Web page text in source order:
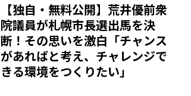
【独自・無料公開】荒井優前衆
院議員が札幌市長選出馬を決
断！その思いを激白「チャンス
があればと考え、チャレンジで
きる環境をつくりたい」